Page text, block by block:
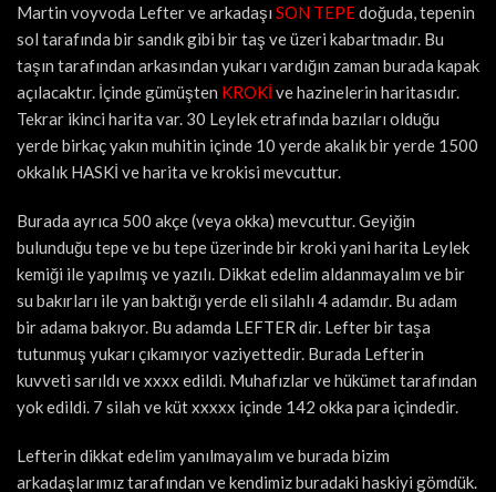
Martin voyvoda Lefter ve arkadaşı SON TEPEdoğuda, tepenin
sol tarafında bir sandık gibi bir taş ve üzeri kabartmadır. Bu
taşın tarafından arkasından yukarı vardığın zaman burada kapak
açılacaktır. İçinde gümüşten KROKİ ve hazinelerin haritasıdır.
Tekrar ikinci harita var. 30 Leylek etrafında bazıları olduğu
yerde birkaç yakın muhitin içinde 10 yerde akalık bir yerde 1500
okkalık HASKİ ve harita ve krokisi mevcuttur.
Burada ayrıca 500 akçe (veya okka) mevcuttur. Geyiğin
bulunduğu tepe ve bu tepe üzerinde bir kroki yani harita Leylek
kemiği ile yapılmış ve yazılı. Dikkat edelim aldanmayalım ve bir
su bakırları ile yan baktığı yerde eli silahlı 4 adamdır. Bu adam
bir adama bakıyor. Bu adamda LEFTER dir. Lefter bir taşa
tutunmuş yukarı çıkamıyor vaziyettedir. Burada Lefterin
kuvveti sarıldı ve xxxx edildi. Muhafızlar ve hükümet tarafından
yok edildi. 7 silah ve küt xxxxx içinde 142 okka para içindedir.
Lefterin dikkat edelim yanılmayalım ve burada bizim
arkadaşlarımız tarafından ve kendimiz buradaki haskiyi gömdük.